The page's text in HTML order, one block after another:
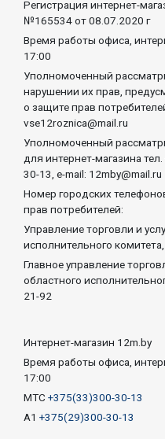
Регистрация интернет-
№165534 от 08.07.2020 г
Время работы офиса,
17:00
Уполномоченный
нарушении их прав,
о защите прав
vse12roznica@mail.ru
Уполномоченный
для интернет-магазина
30-13, e-mail: 12mby@mail.ru
Номер городских
прав потребителей:
Управление торговли и
исполнительного
Главное управление
областного
21-92
Интернет-магазин 12m.by
Время работы офиса,
17:00
МТС +375(33)300-30-13
А1 +375(29)300-30-13